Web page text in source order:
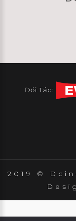
Đối Tác:
2019 ©